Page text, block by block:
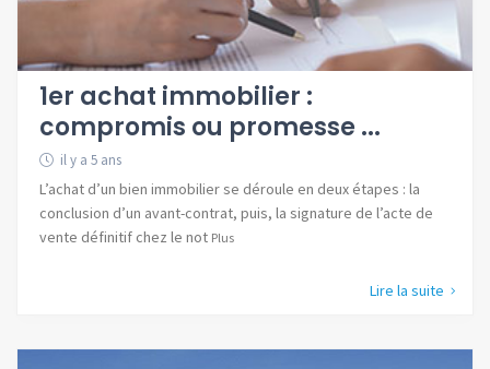
1er achat immobilier :
compromis ou promesse ...
il y a 5 ans
L’achat d’un bien immobilier se déroule en deux étapes : la
conclusion d’un avant-contrat, puis, la signature de l’acte de
vente définitif chez le not Plus
Lire la suite